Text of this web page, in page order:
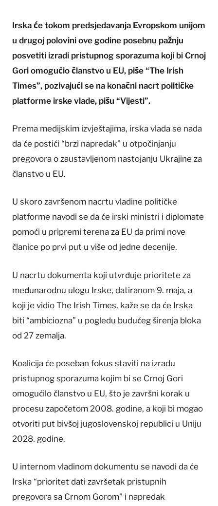
Irska će tokom predsjedavanja Evropskom unijom
u drugoj polovini ove godine posebnu pažnju
posvetiti izradi pristupnog sporazuma koji bi Crnoj
Gori omogućio članstvo u EU, piše “The Irish
Times”, pozivajući se na konačni nacrt političke
platforme irske vlade, pišu “Vijesti”.
Prema medijskim izvještajima, irska vlada se nada
da će postići “brzi napredak” u otpočinjanju
pregovora o zaustavljenom nastojanju Ukrajine za
članstvo u EU.
U skoro završenom nacrtu vladine političke
platforme navodi se da će irski ministri i diplomate
pomoći u pripremi terena za EU da primi nove
članice po prvi put u više od jedne decenije.
U nacrtu dokumenta koji utvrđuje prioritete za
međunarodnu ulogu Irske, datiranom 9. maja, a
koji je vidio The Irish Times, kaže se da će Irska
biti “ambiciozna” u pogledu budućeg širenja bloka
od 27 zemalja.
Koalicija će poseban fokus staviti na izradu
pristupnog sporazuma kojim bi se Crnoj Gori
omogućilo članstvo u EU, što je završni korak u
procesu započetom 2008. godine, a koji bi mogao
otvoriti put bivšoj jugoslovenskoj republici u Uniju
2028. godine.
U internom vladinom dokumentu se navodi da će
Irska “prioritet dati završetak pristupnih
pregovora sa Crnom Gorom” i napredak